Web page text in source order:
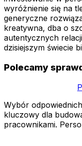
wyróżnienie się na
generyczne
kreatywna, dba o
autentycznych
dzisiejszym świecie
Polecamy
Wybór
kluczowy dla
pracownikami.